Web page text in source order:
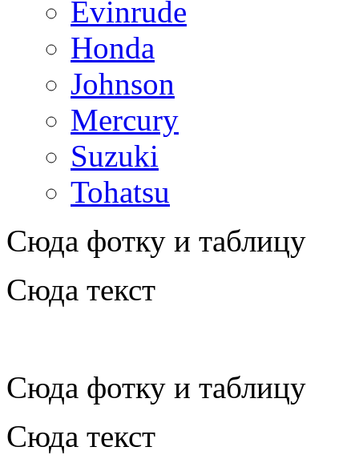
Evinrude
Honda
Johnson
Mercury
Suzuki
Tohatsu
Сюда фотку и таблицу
Сюда текст
Сюда фотку и таблицу
Сюда текст